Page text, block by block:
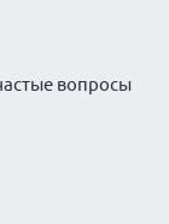
вопросы